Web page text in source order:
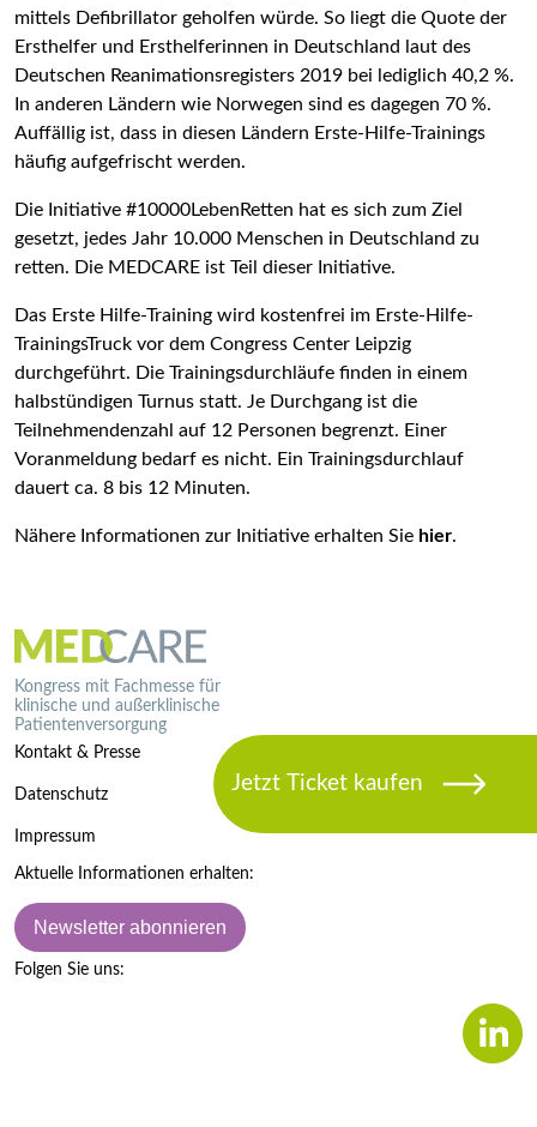
mittels Defibrillator geholfen würde. So liegt die Quote der
Ersthelfer und Ersthelferinnen in Deutschland laut des
Deutschen Reanimationsregisters 2019 bei lediglich 40,2 %.
In anderen Ländern wie Norwegen sind es dagegen 70 %.
Auffällig ist, dass in diesen Ländern Erste-Hilfe-Trainings
häufig aufgefrischt werden.
Die Initiative #10000LebenRetten hat es sich zum Ziel
gesetzt, jedes Jahr 10.000 Menschen in Deutschland zu
retten. Die MEDCARE ist Teil dieser Initiative.
Das Erste Hilfe-Training wird kostenfrei im Erste-Hilfe-
TrainingsTruck vor dem Congress Center Leipzig
durchgeführt. Die Trainingsdurchläufe finden in einem
halbstündigen Turnus statt. Je Durchgang ist die
Teilnehmendenzahl auf 12 Personen begrenzt. Einer
Voranmeldung bedarf es nicht. Ein Trainingsdurchlauf
dauert ca. 8 bis 12 Minuten.
Nähere Informationen zur Initiative erhalten Sie hier.
Kongress mit Fachmesse für
klinische und außerklinische
Patientenversorgung
Kontakt & Presse
Datenschutz
Impressum
Aktuelle Informationen erhalten:
Newsletter abonnieren
Folgen Sie uns: